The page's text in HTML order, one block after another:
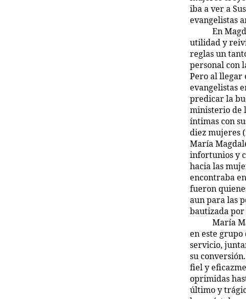
iba a ver a
evangelistas
En
utilidad y
reglas un
personal con
Pero al llegar
evangelistas
predicar la
ministerio de
íntimas con
diez mujeres
María
infortunios y
hacia las
encontraba
fueron
aun para las
bautizada
María
en este grupo
servicio,
su
fiel y
oprimidas
último y